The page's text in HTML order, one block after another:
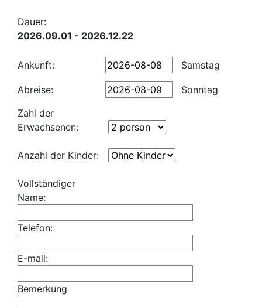
Dauer:
2026.09.01 - 2026.12.22
Ankunft: Samstag
Abreise:
Sonntag
Zahl der
Erwachsenen:
Anzahl der Kinder:
Vollständiger
Name:
Telefon:
E-mail:
Bemerkung